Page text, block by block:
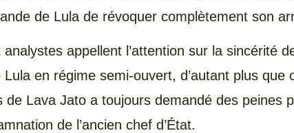
de Lula de révoquer complètement son
appellent l’attention sur la sincérité
Lula en régime semi-ouvert, d’autant plus que
de Lava Jato a toujours demandé des peines
de l’ancien chef d’État.